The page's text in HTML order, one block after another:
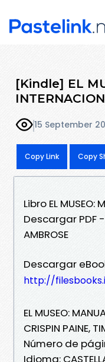
[Kindle] EL
15 September
Copy Link Copy
Libro EL MUSEO:
Descargar PDF -
AMBROSE
Descargar
http://
EL MUSEO:
CRISPIN PAINE,
Número de
Idioma: